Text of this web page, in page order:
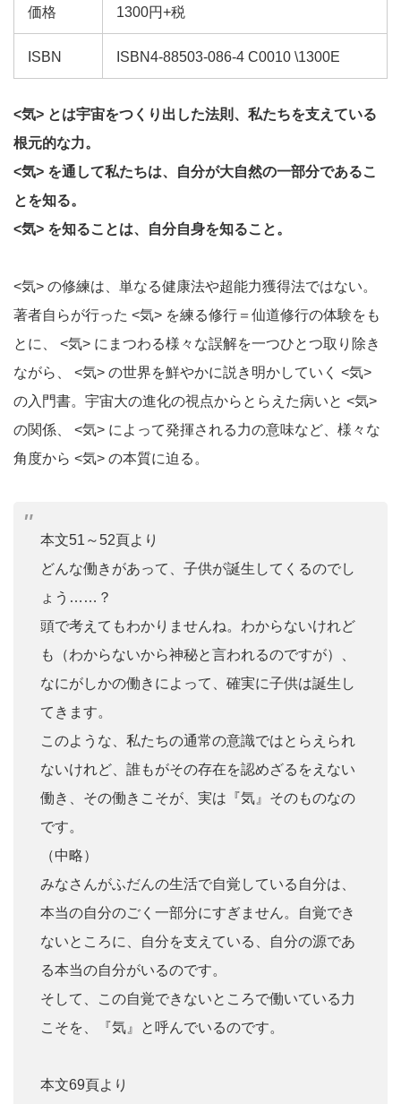
価格 1300円+税
ISBN ISBN4-88503-086-4 C0010 \1300E
<気> とは宇宙をつくり出した法則、私たちを支えている
根元的な力。
<気> を通して私たちは、自分が大自然の一部分であるこ
とを知る。
<気> を知ることは、自分自身を知ること。
<気> の修練は、単なる健康法や超能力獲得法ではない。
著者自らが行った <気> を練る修行＝仙道修行の体験をも
とに、 <気> にまつわる様々な誤解を一つひとつ取り除き
ながら、 <気> の世界を鮮やかに説き明かしていく <気>
の入門書。宇宙大の進化の視点からとらえた病いと <気>
の関係、 <気> によって発揮される力の意味など、様々な
角度から <気> の本質に迫る。
本文51～52頁より
どんな働きがあって、子供が誕生してくるのでし
ょう……？
頭で考えてもわかりませんね。わからないけれど
も（わからないから神秘と言われるのですが）、
なにがしかの働きによって、確実に子供は誕生し
てきます。
このような、私たちの通常の意識ではとらえられ
ないけれど、誰もがその存在を認めざるをえない
働き、その働きこそが、実は『気』そのものなの
です。
（中略）
みなさんがふだんの生活で自覚している自分は、
本当の自分のごく一部分にすぎません。自覚でき
ないところに、自分を支えている、自分の源であ
る本当の自分がいるのです。
そして、この自覚できないところで働いている力
こそを、『気』と呼んでいるのです。
本文69頁より